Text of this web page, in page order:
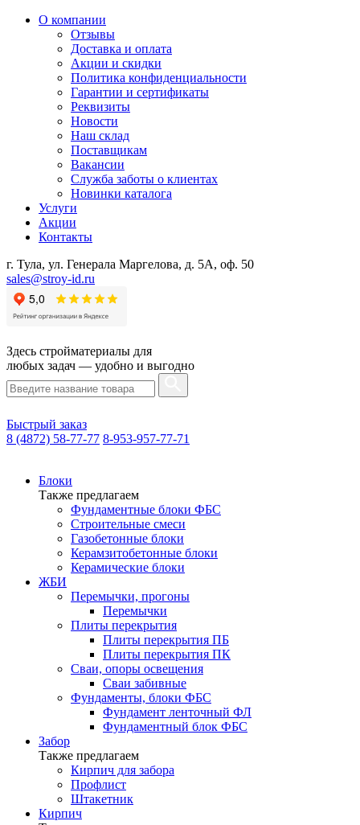
О компании
Отзывы
Доставка и оплата
Акции и скидки
Политика конфиденциальности
Гарантии и сертификаты
Реквизиты
Новости
Наш склад
Поставщикам
Вакансии
Служба заботы о клиентах
Новинки каталога
Услуги
Акции
Контакты
г. Тула, ул. Генерала Маргелова, д. 5А, оф. 50
sales@stroy-id.ru
Здесь стройматериалы для
любых задач — удобно и выгодно
Быстрый заказ
8 (4872) 58-77-77 8-953-957-77-71
Блоки
Также предлагаем
Фундаментные блоки ФБС
Строительные смеси
Газобетонные блоки
Керамзитобетонные блоки
Керамические блоки
ЖБИ
Перемычки, прогоны
Перемычки
Плиты перекрытия
Плиты перекрытия ПБ
Плиты перекрытия ПК
Сваи, опоры освещения
Сваи забивные
Фундаменты, блоки ФБС
Фундамент ленточный ФЛ
Фундаментный блок ФБС
Забор
Также предлагаем
Кирпич для забора
Профлист
Штакетник
Кирпич